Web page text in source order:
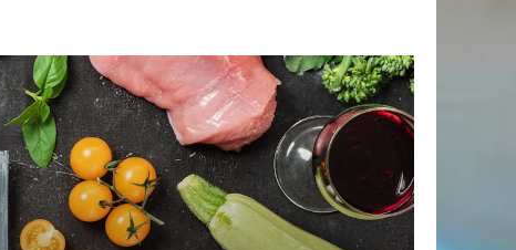
renderle materie scolastiche obbligatorie.
la malattia dell’infiammazione cronica dell’ intestino
dei villi.
a Bellosguardo un concorso a premi per